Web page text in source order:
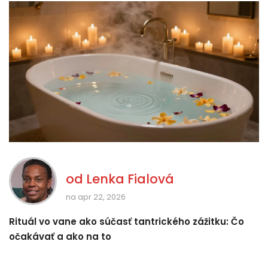
od Lenka Fialová
na apr 22, 2026
Rituál vo vane ako súčasť tantrického zážitku: Čo
očakávať a ako na to